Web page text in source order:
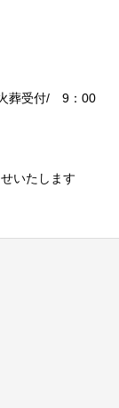
葬受付/ 9：00
いたします